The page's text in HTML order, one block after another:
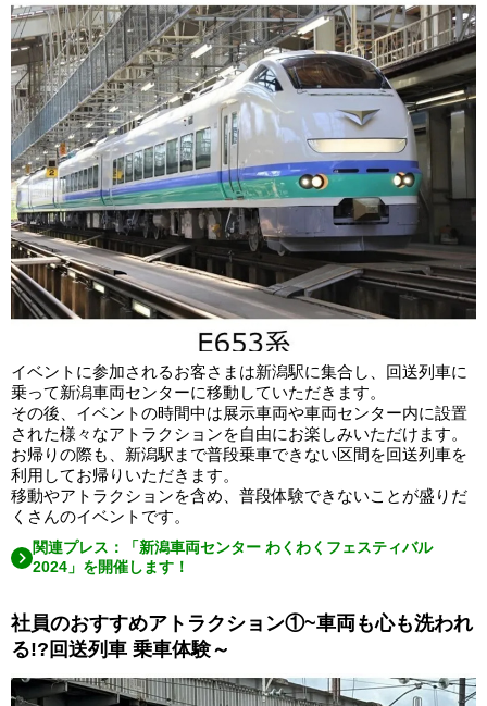
イベントに参加されるお客さまは新潟駅に集合し、回送列車に
乗って新潟車両センターに移動していただきます。
その後、イベントの時間中は展示車両や車両センター内に設置
された様々なアトラクションを自由にお楽しみいただけます。
お帰りの際も、新潟駅まで普段乗車できない区間を回送列車を
利用してお帰りいただきます。
移動やアトラクションを含め、普段体験できないことが盛りだ
くさんのイベントです。
関連プレス：「新潟車両センター わくわくフェスティバル
2024」を開催します！
社員のおすすめアトラクション①~車両も心も洗われ
る!?回送列車 乗車体験～